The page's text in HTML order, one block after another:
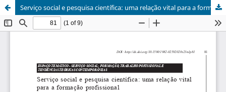
Serviço social e pesquisa científica: uma relação vital para a formação profissional